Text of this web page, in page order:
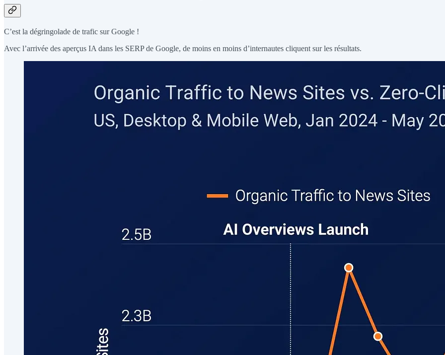
C’est la dégringolade de trafic sur Google !
Avec l’arrivée des aperçus IA dans les SERP de Google, de moins en moins d’internautes cliquent sur les résultats.